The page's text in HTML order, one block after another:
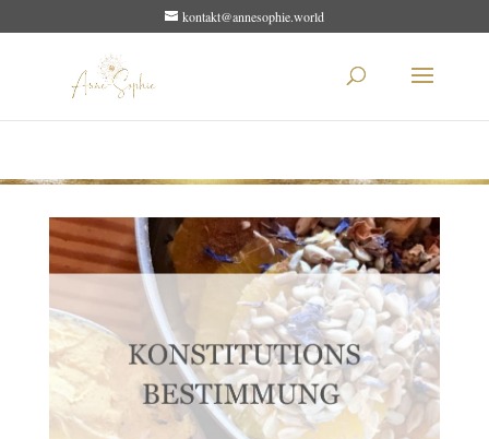
kontakt@annesophie.world